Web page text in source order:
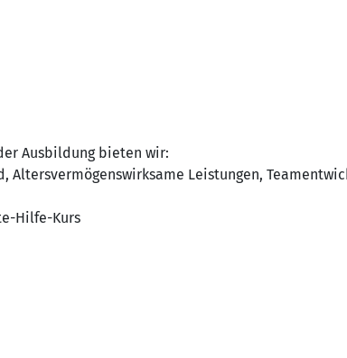
Ausbildung bieten wir:
Altersvermögenswirksame Leistungen,
Hilfe-Kurs